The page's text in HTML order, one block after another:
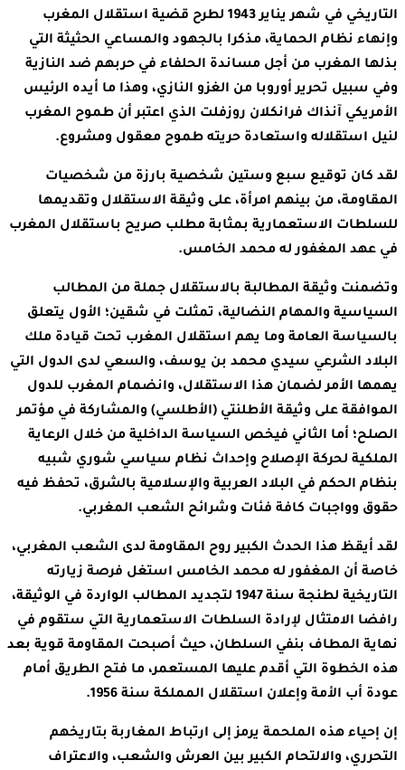
التاريخي في شهر يناير 1943 لطرح قضية استقلال المغرب
وإنهاء نظام الحماية، مذكرا بالجهود والمساعي الحثيثة التي
بذلها المغرب من أجل مساندة الحلفاء في حربهم ضد النازية
وفي سبيل تحرير أوروبا من الغزو النازي، وهذا ما أيده الرئيس
الأمريكي آنذاك فرانكلان روزفلت الذي اعتبر أن طموح المغرب
لنيل استقلاله واستعادة حريته طموح معقول ومشروع.
لقد كان توقيع سبع وستين شخصية بارزة من شخصيات
المقاومة، من بينهم امرأة، على وثيقة الاستقلال وتقديمها
للسلطات الاستعمارية بمثابة مطلب صريح باستقلال المغرب
في عهد المغفور له محمد الخامس.
وتضمنت وثيقة المطالبة بالاستقلال جملة من المطالب
السياسية والمهام النضالية، تمثلت في شقين؛ الأول يتعلق
بالسياسة العامة وما يهم استقلال المغرب تحت قيادة ملك
البلاد الشرعي سيدي محمد بن يوسف، والسعي لدى الدول التي
يهمها الأمر لضمان هذا الاستقلال، وانضمام المغرب للدول
الموافقة على وثيقة الأطلنتي (الأطلسي) والمشاركة في مؤتمر
الصلح؛ أما الثاني فيخص السياسة الداخلية من خلال الرعاية
الملكية لحركة الإصلاح وإحداث نظام سياسي شوري شبيه
بنظام الحكم في البلاد العربية والإسلامية بالشرق، تحفظ فيه
حقوق وواجبات كافة فئات وشرائح الشعب المغربي.
لقد أيقظ هذا الحدث الكبير روح المقاومة لدى الشعب المغربي،
خاصة أن المغفور له محمد الخامس استغل فرصة زيارته
التاريخية لطنجة سنة 1947 لتجديد المطالب الواردة في الوثيقة،
رافضا الامتثال لإرادة السلطات الاستعمارية التي ستقوم في
نهاية المطاف بنفي السلطان، حيث أصبحت المقاومة قوية بعد
هذه الخطوة التي أقدم عليها المستعمر، ما فتح الطريق أمام
عودة أب الأمة وإعلان استقلال المملكة سنة 1956.
إن إحياء هذه الملحمة يرمز إلى ارتباط المغاربة بتاريخهم
التحرري، والالتحام الكبير بين العرش والشعب، والاعتراف